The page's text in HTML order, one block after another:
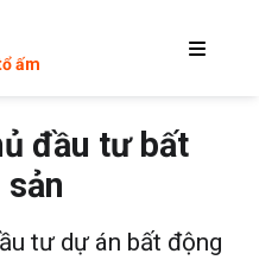
ấm
đầu tư bất
tư dự án bất động